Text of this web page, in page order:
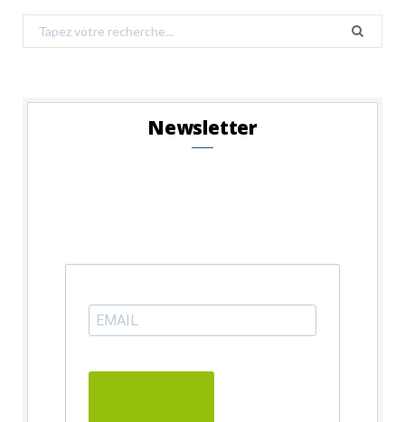
Search
for:
Newsletter